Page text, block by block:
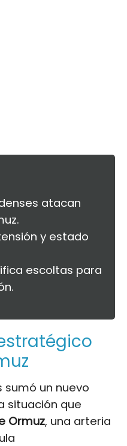
atacan
y estado
escoltas para
sumó un nuevo
situación que
Ormuz, una arteria